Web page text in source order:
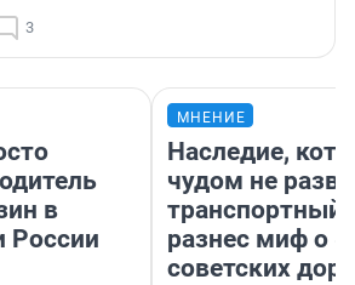
3
в
России
МНЕНИЕ
Наследие,
чудом не
транспортный
разнес миф о
советских